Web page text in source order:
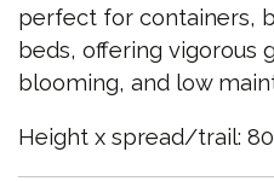
perfect for containers,
beds, offering vigorous
blooming, and low
Height x spread/trail: 80